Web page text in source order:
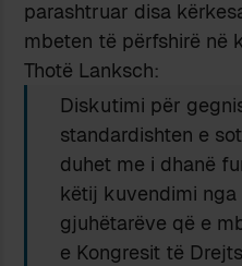
parashtruar disa
mbeten të përfshirë në
Thotë Lanksch:
Diskutimi për
standardishten e
duhet me i dhanë
këtij kuvendimi nga
gjuhëtarëve që e
e Kongresit të